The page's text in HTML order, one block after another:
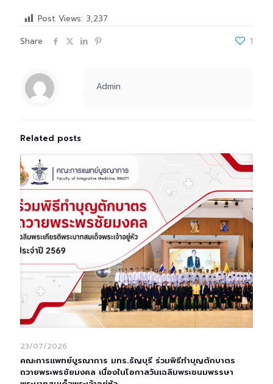
Post Views: 3,237
Share
1
Admin
Related posts
23/07/2026
คณะการแพทย์บูรณาการ มทร.ธัญบุรี ร่วมพิธีทำบุญตักบาตร
ถวายพระพรชัยมงคล เนื่องในโอกาสวันเฉลิมพระชนมพรรษา